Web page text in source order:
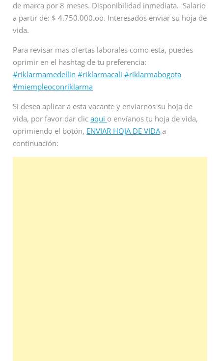
de marca por 8 meses. Disponibilidad inmediata. Salario
a partir de: $ 4.750.000.oo. Interesados enviar su hoja de
vida.
Para revisar mas ofertas laborales como esta, puedes
oprimir en el hashtag de tu preferencia:
#riklarmamedellin #riklarmacali #riklarmabogota
#miempleoconriklarma
Si desea aplicar a esta vacante y enviarnos su hoja de
vida, por favor dar clicaqui o envíanos tu hoja de vida,
oprimiendo el botón, ENVIAR HOJA DE VIDAa
continuación: